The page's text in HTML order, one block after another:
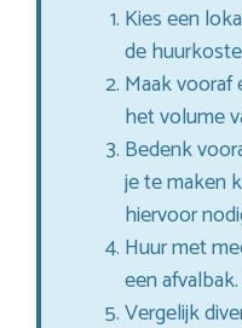
Kies een
de
Maak vooraf
het volume
Bedenk
je te maken
hiervoor
Huur met
een afvalbak.
Vergelijk